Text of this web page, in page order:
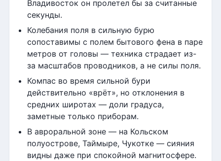
Владивосток он пролетел бы за считанные
секунды.
Колебания поля в сильную бурю
сопоставимы с полем бытового фена в паре
метров от головы — техника страдает из-
за масштабов проводников, а не силы поля.
Компас во время сильной бури
действительно «врёт», но отклонения в
средних широтах — доли градуса,
заметные только приборам.
В авроральной зоне — на Кольском
полуострове, Таймыре, Чукотке — сияния
видны даже при спокойной магнитосфере.